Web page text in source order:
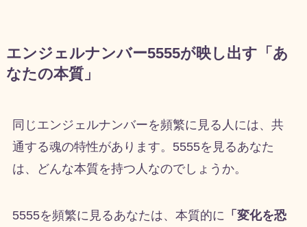
エンジェルナンバー5555が映し出す「あ
なたの本質」
同じエンジェルナンバーを頻繁に見る人には、共
通する魂の特性があります。5555を見るあなた
は、どんな本質を持つ人なのでしょうか。
5555を頻繁に見るあなたは、本質的に 「変化を恐